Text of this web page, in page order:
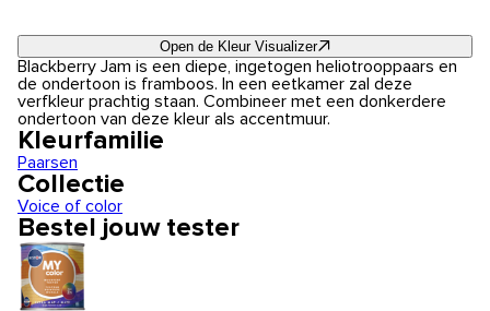
Open de Kleur Visualizer
Blackberry Jam is een diepe, ingetogen heliotrooppaars en
de ondertoon is framboos. In een eetkamer zal deze
verfkleur prachtig staan. Combineer met een donkerdere
ondertoon van deze kleur als accentmuur.
Kleurfamilie
Paarsen
Collectie
Voice of color
Bestel jouw tester